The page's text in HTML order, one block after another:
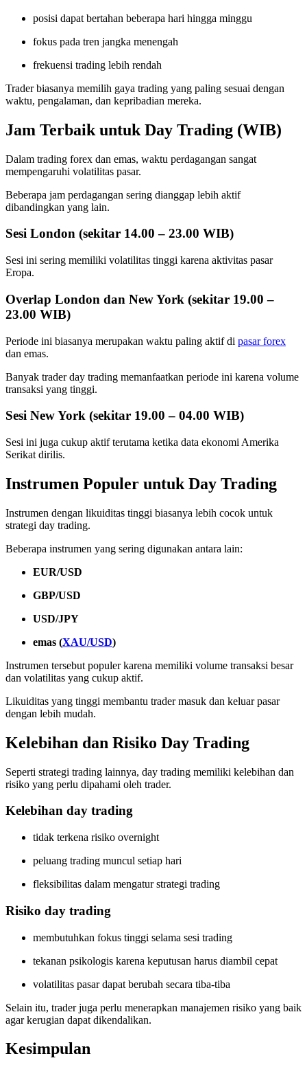
posisi dapat bertahan beberapa hari hingga minggu
fokus pada tren jangka menengah
frekuensi trading lebih rendah
Trader biasanya memilih gaya trading yang paling sesuai dengan
waktu, pengalaman, dan kepribadian mereka.
Jam Terbaik untuk Day Trading (WIB)
Dalam trading forex dan emas, waktu perdagangan sangat
mempengaruhi volatilitas pasar.
Beberapa jam perdagangan sering dianggap lebih aktif
dibandingkan yang lain.
Sesi London (sekitar 14.00 – 23.00 WIB)
Sesi ini sering memiliki volatilitas tinggi karena aktivitas pasar
Eropa.
Overlap London dan New York (sekitar 19.00 –
23.00 WIB)
Periode ini biasanya merupakan waktu paling aktif di pasar forex
dan emas.
Banyak trader day trading memanfaatkan periode ini karena volume
transaksi yang tinggi.
Sesi New York (sekitar 19.00 – 04.00 WIB)
Sesi ini juga cukup aktif terutama ketika data ekonomi Amerika
Serikat dirilis.
Instrumen Populer untuk Day Trading
Instrumen dengan likuiditas tinggi biasanya lebih cocok untuk
strategi day trading.
Beberapa instrumen yang sering digunakan antara lain:
EUR/USD
GBP/USD
USD/JPY
emas (XAU/USD)
Instrumen tersebut populer karena memiliki volume transaksi besar
dan volatilitas yang cukup aktif.
Likuiditas yang tinggi membantu trader masuk dan keluar pasar
dengan lebih mudah.
Kelebihan dan Risiko Day Trading
Seperti strategi trading lainnya, day trading memiliki kelebihan dan
risiko yang perlu dipahami oleh trader.
Kelebihan day trading
tidak terkena risiko overnight
peluang trading muncul setiap hari
fleksibilitas dalam mengatur strategi trading
Risiko day trading
membutuhkan fokus tinggi selama sesi trading
tekanan psikologis karena keputusan harus diambil cepat
volatilitas pasar dapat berubah secara tiba-tiba
Selain itu, trader juga perlu menerapkan manajemen risiko yang baik
agar kerugian dapat dikendalikan.
Kesimpulan